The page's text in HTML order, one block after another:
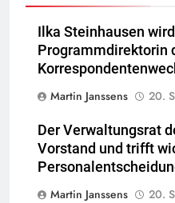
Ilka Steinhausen
Programmdirektorin
Martin Janssens
20.
Der Verwaltungsrat
Vorstand und trifft
Martin Janssens
20.